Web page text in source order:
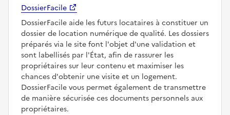
DossierFacile
DossierFacile aide les futurs locataires à constituer un
dossier de location numérique de qualité. Les dossiers
préparés via le site font l'objet d'une validation et
sont labellisés par l'État, afin de rassurer les
propriétaires sur leur contenu et maximiser les
chances d'obtenir une visite et un logement.
DossierFacile vous permet également de transmettre
de manière sécurisée ces documents personnels aux
propriétaires.